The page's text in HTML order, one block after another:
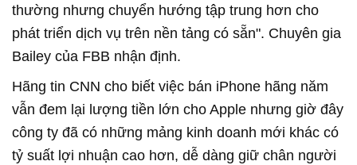
thường nhưng chuyển hướng tập trung hơn cho
phát triển dịch vụ trên nền tảng có sẵn". Chuyên gia
Bailey của FBB nhận định.
Hãng tin CNN cho biết việc bán iPhone hãng năm
vẫn đem lại lượng tiền lớn cho Apple nhưng giờ đây
công ty đã có những mảng kinh doanh mới khác có
tỷ suất lợi nhuận cao hơn, dễ dàng giữ chân người